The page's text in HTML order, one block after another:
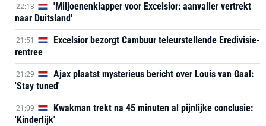
22:13
'Miljoenenklapper voor Excelsior: aanvaller vertrekt
naar Duitsland'
21:51
Excelsior bezorgt Cambuur teleurstellende Eredivisie-
rentree
21:29
Ajax plaatst mysterieus bericht over Louis van Gaal:
'Stay tuned'
21:09
Kwakman trekt na 45 minuten al pijnlijke conclusie:
'Kinderlijk'